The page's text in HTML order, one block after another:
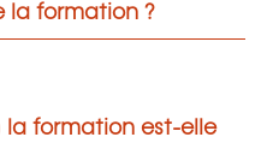
la formation ?
la formation est-elle